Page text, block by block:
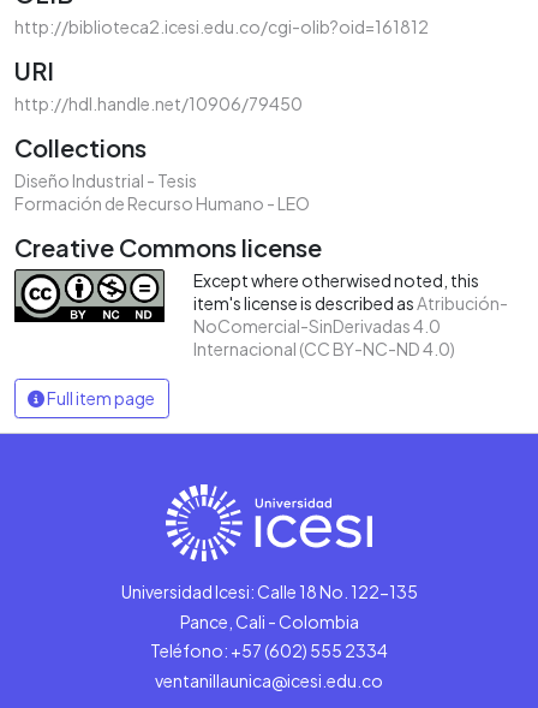
http://biblioteca2.icesi.edu.co/cgi-olib?oid=161812
URI
http://hdl.handle.net/10906/79450
Collections
Diseño Industrial - Tesis
Formación de Recurso Humano - LEO
Creative Commons license
Except where otherwised noted, this
item's license is described asAtribución-
NoComercial-SinDerivadas 4.0
Internacional (CC BY-NC-ND 4.0)
Full item page
Universidad Icesi: Calle 18 No. 122-135
Pance, Cali - Colombia
Teléfono: +57 (602) 555 2334
ventanillaunica@icesi.edu.co